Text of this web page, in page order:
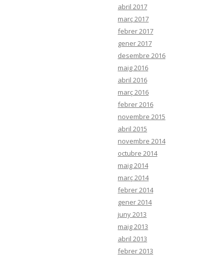
abril 2017
març 2017
febrer 2017
gener 2017
desembre 2016
maig 2016
abril 2016
març 2016
febrer 2016
novembre 2015
abril 2015
novembre 2014
octubre 2014
maig 2014
març 2014
febrer 2014
gener 2014
juny 2013
maig 2013
abril 2013
febrer 2013